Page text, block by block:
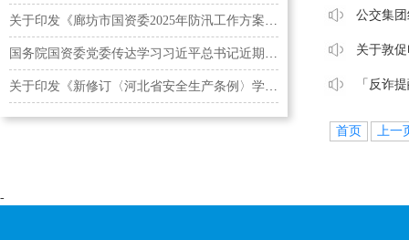
关于印发《廊坊市国资委2025年防汛工作方案》的通知
国务院国资委党委传达学习习近平总书记近期重要讲话…
关于印发《新修订〈河北省安全生产条例〉学习宣传贯…
公交集
关于敦
「反诈
首页 上一
-